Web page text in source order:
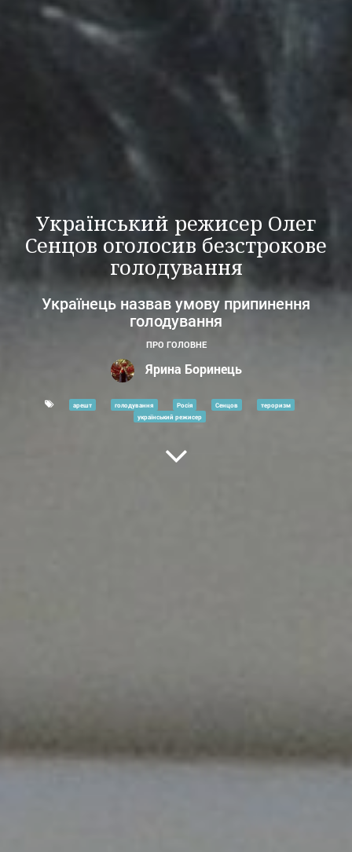
Український режисер Олег
Сенцов оголосив безстрокове
голодування
Українець назвав умову припинення
голодування
ПРО ГОЛОВНЕ
Ярина Боринець
арешт голодування Росія Сенцов
тероризм
український режисер